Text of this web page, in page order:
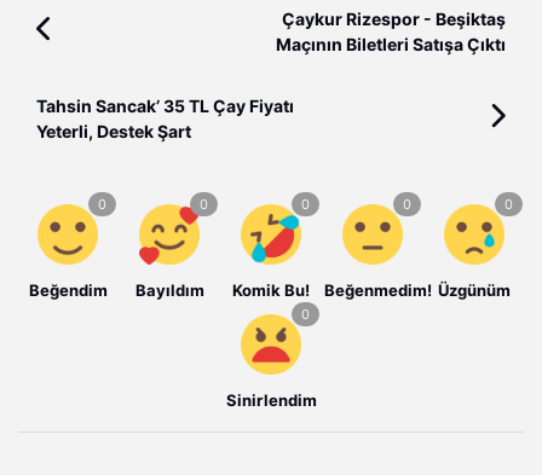
Çaykur Rizespor - Beşiktaş
Maçının Biletleri Satışa Çıktı
Tahsin Sancak’ 35 TL Çay Fiyatı
Yeterli, Destek Şart
Beğendim Bayıldım Komik Bu! Beğenmedim! Üzgünüm
Sinirlendim